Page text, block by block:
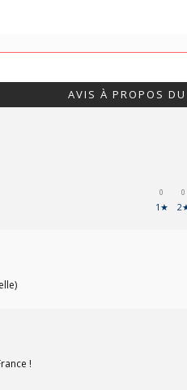
AVIS À PROPOS
0
1★
0
!